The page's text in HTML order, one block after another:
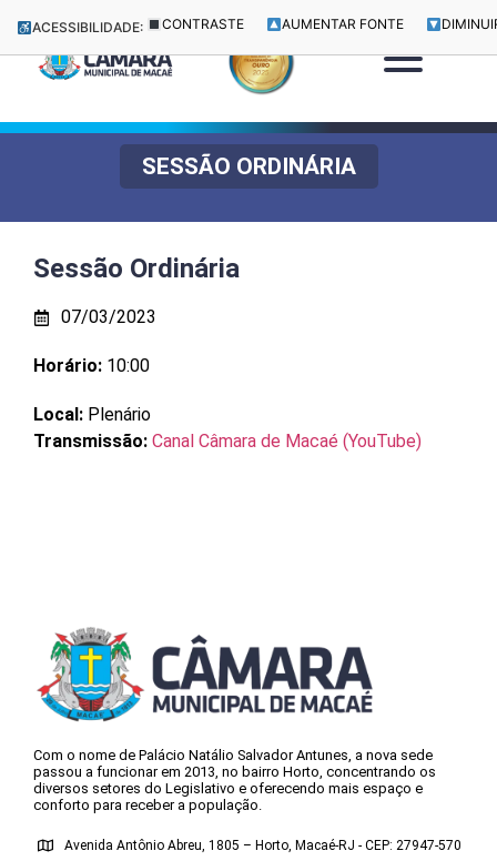
ACESSIBILIDADE: CONTRASTE AUMENTAR FONTE
SESSÃO ORDINÁRIA
Sessão Ordinária
07/03/2023
Horário: 10:00
Local: Plenário
Transmissão: Canal Câmara de Macaé (YouTube)
Com o nome de Palácio Natálio Salvador Antunes, a nova sede
passou a funcionar em 2013, no bairro Horto, concentrando os
diversos setores do Legislativo e oferecendo mais espaço e
conforto para receber a população.
Avenida Antônio Abreu, 1805 – Horto, Macaé-RJ - CEP: 27947-570